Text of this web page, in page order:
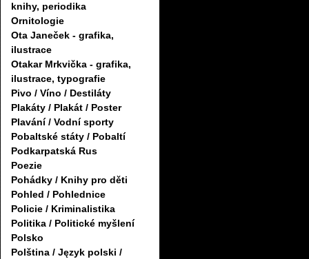
knihy, periodika
Ornitologie
Ota Janeček - grafika,
ilustrace
Otakar Mrkvička - grafika,
ilustrace, typografie
Pivo / Víno / Destiláty
Plakáty / Plakát / Poster
Plavání / Vodní sporty
Pobaltské státy / Pobaltí
Podkarpatská Rus
Poezie
Pohádky / Knihy pro děti
Pohled / Pohlednice
Policie / Kriminalistika
Politika / Politické myšlení
Polsko
Polština / Język polski /